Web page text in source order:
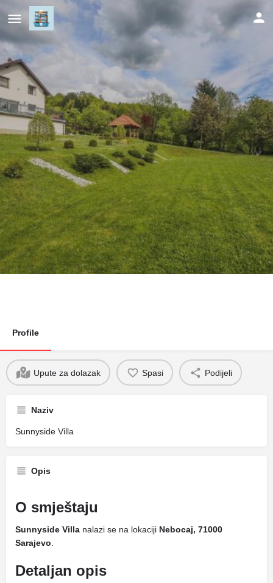
Sunnyside Villa
Profile
Upute za dolazak Spasi Podijeli
Naziv
Sunnyside Villa
Opis
O smještaju
Sunnyside Villa nalazi se na lokaciji Nebocaj, 71000
Sarajevo
Detaljan opis